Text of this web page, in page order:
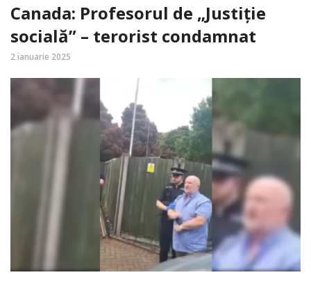
Canada: Profesorul de „Justiție
socială” – terorist condamnat
2 ianuarie 2025